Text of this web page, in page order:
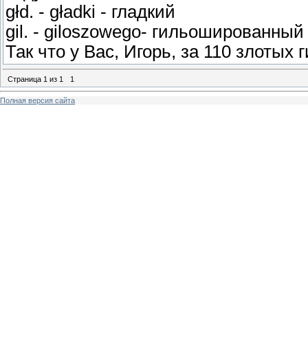
głd. - gładki - гладкий
gil. - giloszowego- гильошированный
Так что у Вас, Игорь, за 110
Страница 1 из 1 1
Полная версия сайта